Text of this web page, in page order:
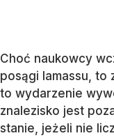
Choć naukowcy
posągi lamassu, to
to wydarzenie
znalezisko jest
stanie, jeżeli nie